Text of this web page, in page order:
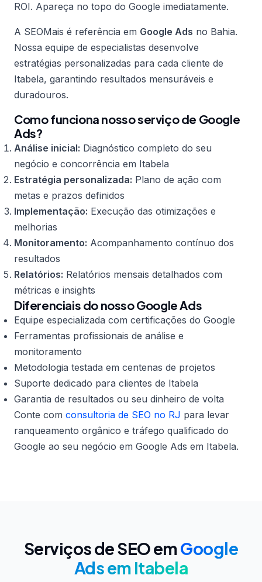
ROI. Apareça no topo do Google imediatamente.
A SEOMais é referência em Google Ads no Bahia.
Nossa equipe de especialistas desenvolve
estratégias personalizadas para cada cliente de
Itabela, garantindo resultados mensuráveis e
duradouros.
Como funciona nosso serviço de Google
Ads?
Análise inicial: Diagnóstico completo do seu
negócio e concorrência em Itabela
Estratégia personalizada: Plano de ação com
metas e prazos definidos
Implementação: Execução das otimizações e
melhorias
Monitoramento: Acompanhamento contínuo dos
resultados
Relatórios: Relatórios mensais detalhados com
métricas e insights
Diferenciais do nosso Google Ads
Equipe especializada com certificações do Google
Ferramentas profissionais de análise e
monitoramento
Metodologia testada em centenas de projetos
Suporte dedicado para clientes de Itabela
Garantia de resultados ou seu dinheiro de volta
Conte com consultoria de SEO no RJ para levar
ranqueamento orgânico e tráfego qualificado do
Google ao seu negócio em Google Ads em Itabela.
Serviços de SEO emGoogle
Ads em Itabela